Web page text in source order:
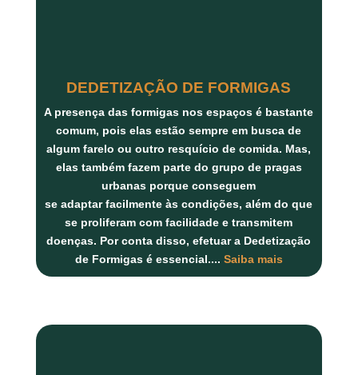
DEDETIZAÇÃO DE FORMIGAS
A presença das formigas nos espaços é bastante
comum, pois elas estão sempre em busca de
algum farelo ou outro resquício de comida. Mas,
elas também fazem parte do grupo de pragas
urbanas porque conseguem
se adaptar facilmente às condições, além do que
se proliferam com facilidade e transmitem
doenças. Por conta disso, efetuar a Dedetização
de Formigas é essencial.... Saiba mais